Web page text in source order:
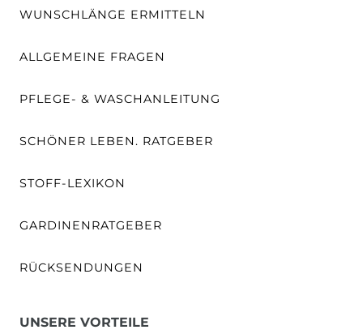
WUNSCHLÄNGE ERMITTELN
ALLGEMEINE FRAGEN
PFLEGE- & WASCHANLEITUNG
SCHÖNER LEBEN. RATGEBER
STOFF-LEXIKON
GARDINENRATGEBER
RÜCKSENDUNGEN
UNSERE VORTEILE